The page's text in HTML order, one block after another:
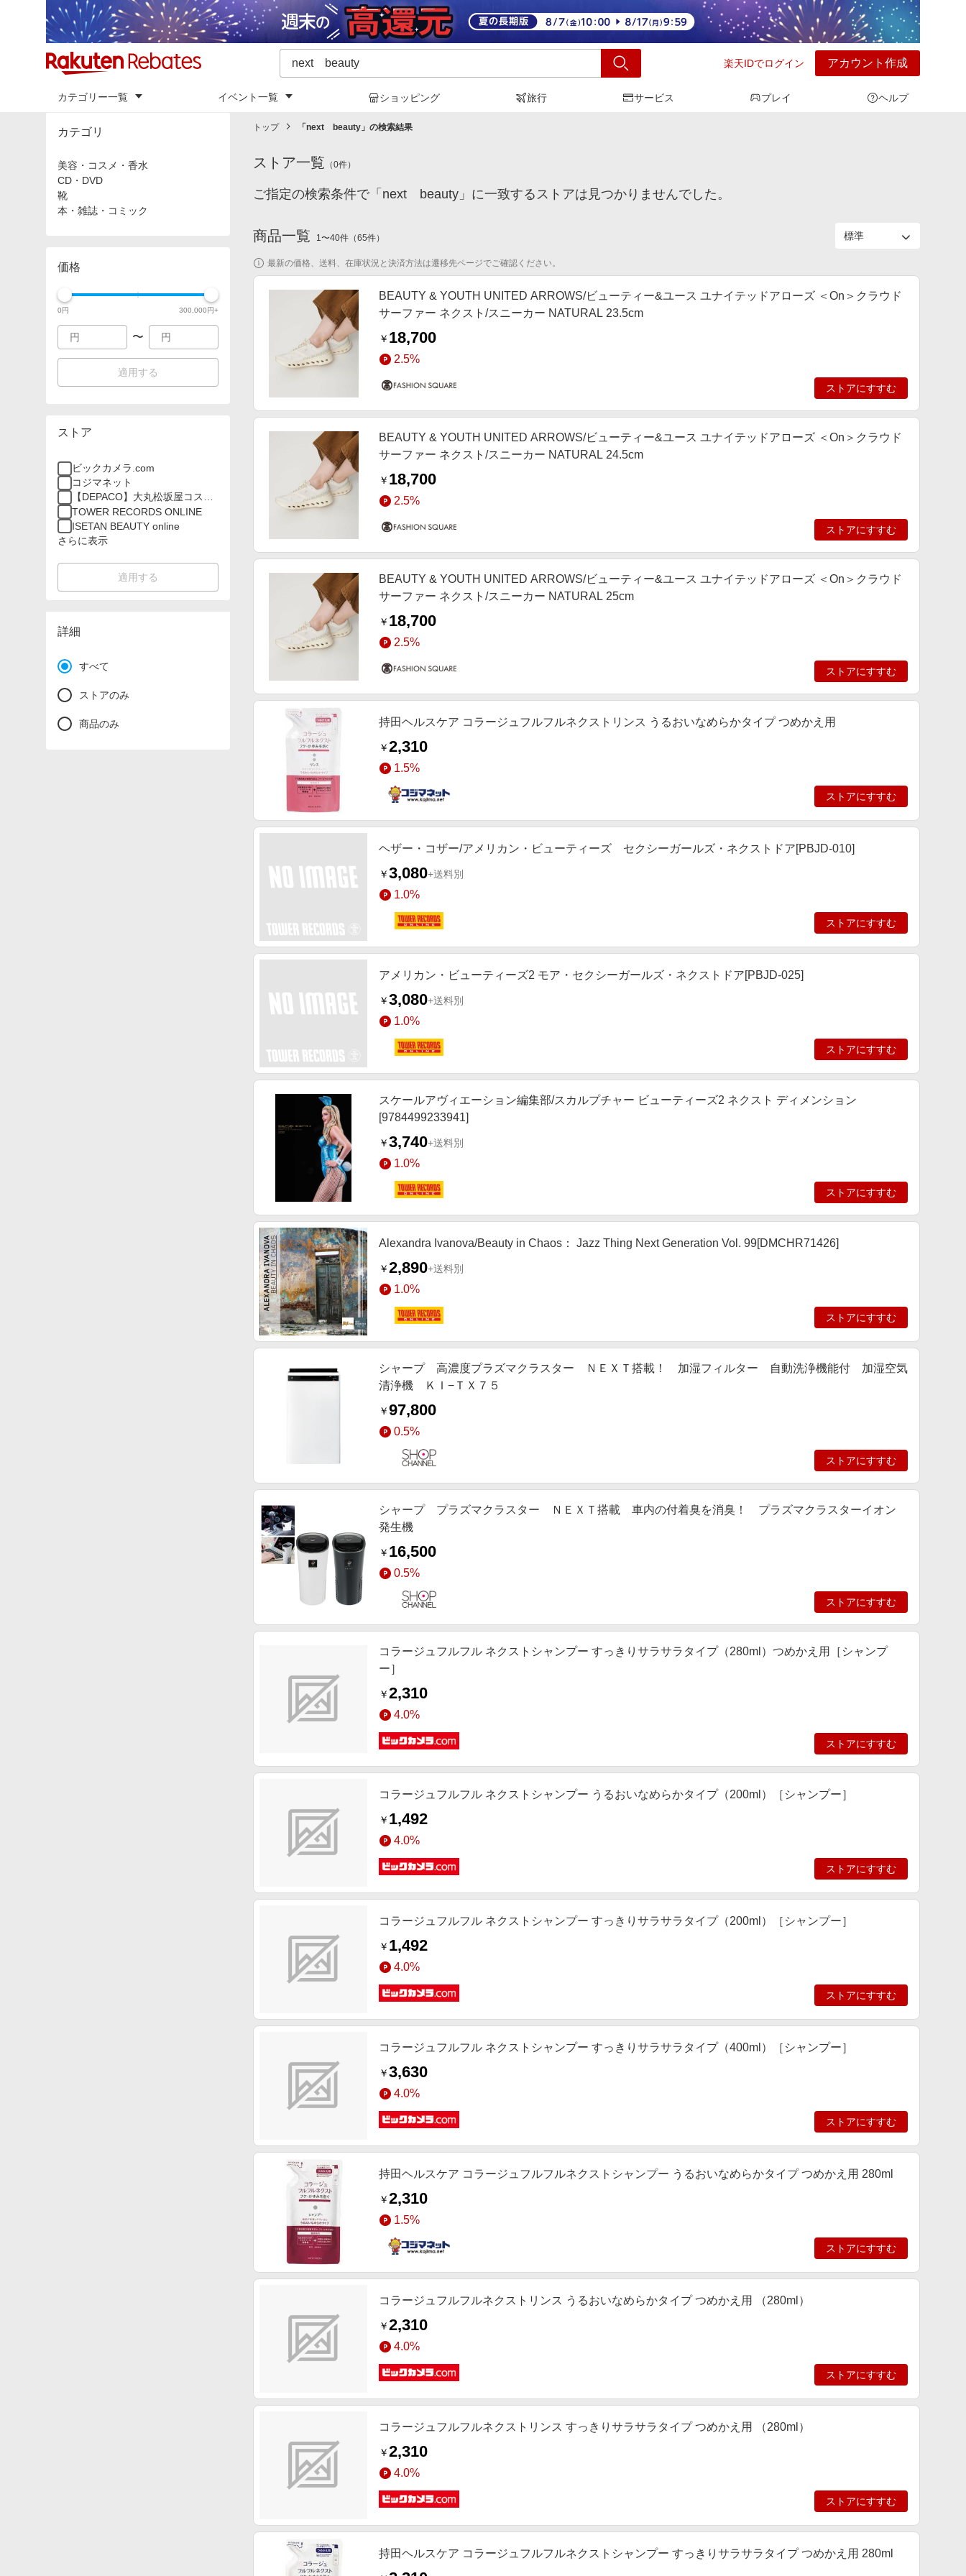
楽天IDでログイン アカウント作成
カテゴリー一覧 イベント一覧 ショッピング 旅行 サービス プレイ ヘルプ
カテゴリ
美容・コスメ・香水
CD・DVD
靴
本・雑誌・コミック
価格
0円 300,000円+
〜
適用する
ストア
ビックカメラ.com
コジマネット
【DEPACO】大丸松坂屋コスメ
オンラインストア
TOWER RECORDS ONLINE
ISETAN BEAUTY online
さらに表示
適用する
詳細
すべて
ストアのみ
商品のみ
トップ 「 next beauty 」の検索結果
ストア一覧 （0件）
ご指定の検索条件で「next beauty」に一致するストアは見つかりませんでした。
商品一覧 1〜40件 （65件）
最新の価格、送料、在庫状況と決済方法は遷移先ページでご確認ください。
BEAUTY & YOUTH UNITED ARROWS/ビューティー&ユース ユナイテッドアローズ ＜On＞クラウド
サーファー ネクスト/スニーカー NATURAL 23.5cm
￥ 18,700
2.5%
ストアにすすむ
BEAUTY & YOUTH UNITED ARROWS/ビューティー&ユース ユナイテッドアローズ ＜On＞クラウド
サーファー ネクスト/スニーカー NATURAL 24.5cm
￥ 18,700
2.5%
ストアにすすむ
BEAUTY & YOUTH UNITED ARROWS/ビューティー&ユース ユナイテッドアローズ ＜On＞クラウド
サーファー ネクスト/スニーカー NATURAL 25cm
￥ 18,700
2.5%
ストアにすすむ
持田ヘルスケア コラージュフルフルネクストリンス うるおいなめらかタイプ つめかえ用
￥2,310
1.5%
ストアにすすむ
ヘザー・コザー/アメリカン・ビューティーズ セクシーガールズ・ネクストドア[PBJD-010]
￥3,080+送料別
1.0%
ストアにすすむ
アメリカン・ビューティーズ2 モア・セクシーガールズ・ネクストドア[PBJD-025]
￥3,080+送料別
1.0%
ストアにすすむ
スケールアヴィエーション編集部/スカルプチャー ビューティーズ2 ネクスト ディメンション
[9784499233941]
￥3,740+送料別
1.0%
ストアにすすむ
Alexandra Ivanova/Beauty in Chaos： Jazz Thing Next Generation Vol. 99[DMCHR71426]
￥2,890+送料別
1.0%
ストアにすすむ
シャープ 高濃度プラズマクラスター ＮＥＸＴ搭載！ 加湿フィルター 自動洗浄機能付 加湿空気
清浄機 ＫＩ−ＴＸ７５
￥97,800
0.5%
ストアにすすむ
シャープ プラズマクラスター ＮＥＸＴ搭載 車内の付着臭を消臭！ プラズマクラスターイオン
発生機
￥ 16,500
0.5%
ストアにすすむ
コラージュフルフル ネクストシャンプー すっきりサラサラタイプ（280ml）つめかえ用［シャンプ
ー］
￥2,310
4.0%
ストアにすすむ
コラージュフルフル ネクストシャンプー うるおいなめらかタイプ（200ml）［シャンプー］
￥ 1,492
4.0%
ストアにすすむ
コラージュフルフル ネクストシャンプー すっきりサラサラタイプ（200ml）［シャンプー］
￥ 1,492
4.0%
ストアにすすむ
コラージュフルフル ネクストシャンプー すっきりサラサラタイプ（400ml）［シャンプー］
￥3,630
4.0%
ストアにすすむ
持田ヘルスケア コラージュフルフルネクストシャンプー うるおいなめらかタイプ つめかえ用 280ml
￥2,310
1.5%
ストアにすすむ
コラージュフルフルネクストリンス うるおいなめらかタイプ つめかえ用 （280ml）
￥2,310
4.0%
ストアにすすむ
コラージュフルフルネクストリンス すっきりサラサラタイプ つめかえ用 （280ml）
￥2,310
4.0%
ストアにすすむ
持田ヘルスケア コラージュフルフルネクストシャンプー すっきりサラサラタイプ つめかえ用 280ml